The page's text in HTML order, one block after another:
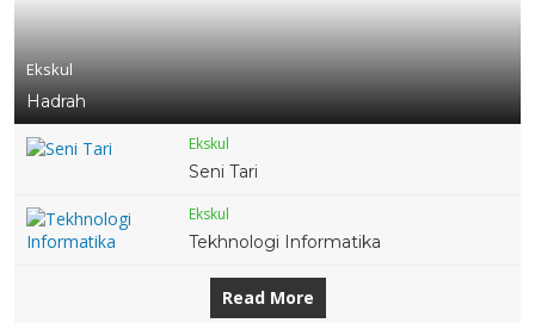
Ekskul
Hadrah
Ekskul
Seni Tari
Ekskul
Tekhnologi Informatika
Read More